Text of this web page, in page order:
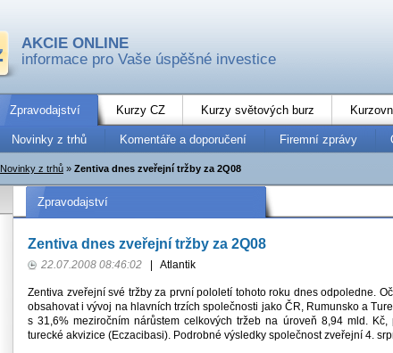
AKCIE ONLINE
informace pro Vaše úspěšné investice
Zpravodajství Kurzy CZ Kurzy světových burz
Novinky z trhů Komentáře a doporučení Firemní zprávy
Novinky z trhů » Zentiva dnes zveřejní tržby za 2Q08
Zpravodajství
Zentiva dnes zveřejní tržby za 2Q08
22.07.2008 08:46:02 Atlantik
Zentiva zveřejní své tržby za první pololetí tohoto roku dnes odpoledne.
obsahovat i vývoj na hlavních trzích společnosti jako ČR, Rumunsko a
s 31,6% meziročním nárůstem celkových tržeb na úroveň 8,94 mld. Kč,
turecké akvizice (Eczacibasi). Podrobné výsledky společnost zveřejní 4.